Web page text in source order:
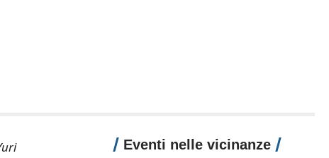
Eventi nelle vicinanze